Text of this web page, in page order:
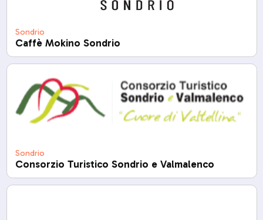
Sondrio
Caffè Mokino Sondrio
Sondrio
Consorzio Turistico Sondrio e Valmalenco